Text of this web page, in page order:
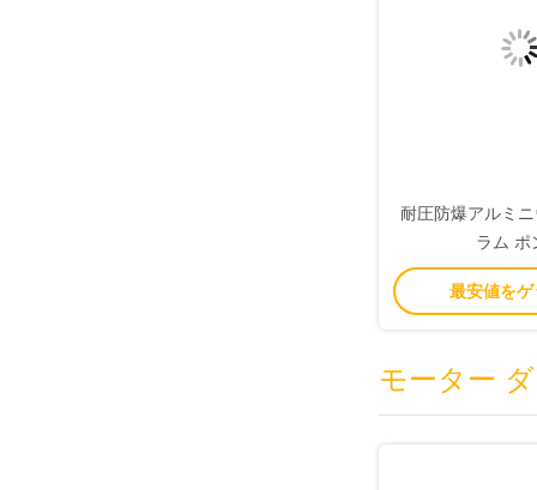
耐圧防爆アルミ
ラム ポ
最安値を
モーター